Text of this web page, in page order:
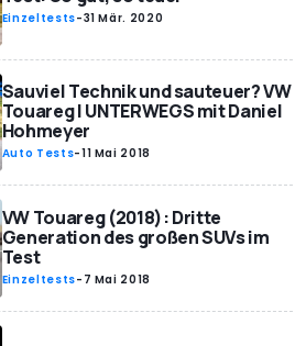
Einzeltests-31 Mär. 2020
Sauviel Technik und sauteuer? VW
Touareg | UNTERWEGS mit Daniel
Hohmeyer
Auto Tests-11 Mai 2018
VW Touareg (2018): Dritte
Generation des großen SUVs im
Test
Einzeltests- 7 Mai 2018